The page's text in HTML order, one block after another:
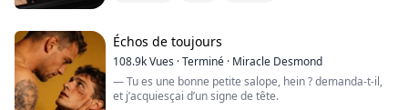
deux semaines. Il s’en lassait vite. Mais Valeria avait dit
non, et ce refus ne fit que ...
Échos de toujours
108.9kVues ·Terminé · Miracle Desmond
— Tu es une bonne petite salope, hein ? demanda-t‑il,
et j’acquiesçai d’un signe de tête.